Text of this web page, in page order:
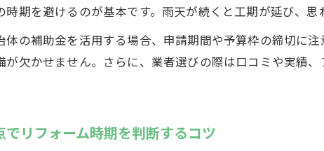
築40年住宅のリフォ
リフォーム費用の内
総合的に考えるリフ
時期を避けるのが基本です。雨天が続くと工期が延び、
体の補助金を活用する場合、申請期間や予算枠の締切に
が欠かせません。さらに、業者選びの際は口コミや実績
でリフォーム時期を判断するコツ